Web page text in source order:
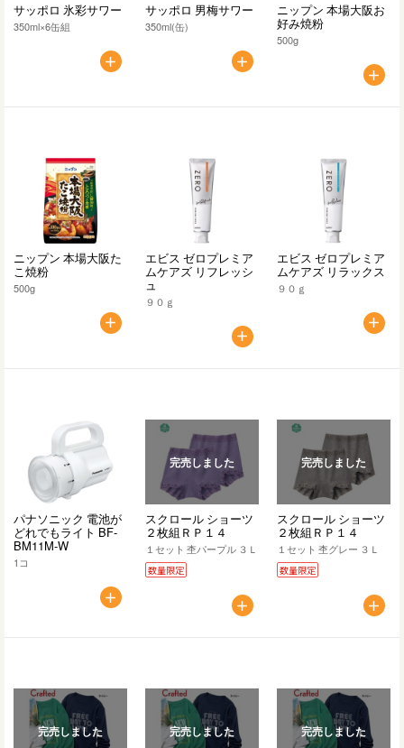
サッポロ 氷彩サワー
350ml×6缶組
サッポロ 男梅サワー
350ml(缶)
ニップン 本場大阪お
好み焼粉
500g
ニップン 本場大阪た
こ焼粉
500g
エビス ゼロプレミア
ムケアズ リフレッシ
ュ
９０ｇ
エビス ゼロプレミア
ムケアズ リラックス
９０ｇ
パナソニック 電池が
どれでもライト BF-
BM11M-W
1コ
完売しました
スクロール ショーツ
２枚組ＲＰ１４
１セット 杢パープル ３Ｌ
数量限定
完売しました
スクロール ショーツ
２枚組ＲＰ１４
１セット 杢グレー ３Ｌ
数量限定
完売しました 完売しました 完売しました